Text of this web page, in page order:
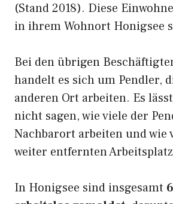
(Stand 2018). Diese
in ihrem Wohnort Honigsee
Bei den übrigen
handelt es sich um Pendler,
anderen Ort arbeiten. Es
nicht sagen, wie viele der
Nachbarort arbeiten und wie
weiter entfernten
In Honigsee sind insgesamt